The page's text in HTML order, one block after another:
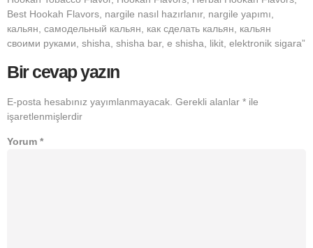
Best Hookah Flavors, nargile nasıl hazırlanır, nargile yapımı,
кальян, самодельный кальян, как сделать кальян, кальян
своими руками, shisha, shisha bar, e shisha, likit, elektronik sigara”
Bir cevap yazın
E-posta hesabınız yayımlanmayacak. Gerekli alanlar * ile
işaretlenmişlerdir
Yorum *